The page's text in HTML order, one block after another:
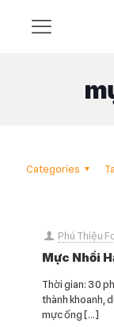
Categories
Phú Thiệu
Mực Nhồi
Thời gian: 30
thành khoanh,
mực ống[…]